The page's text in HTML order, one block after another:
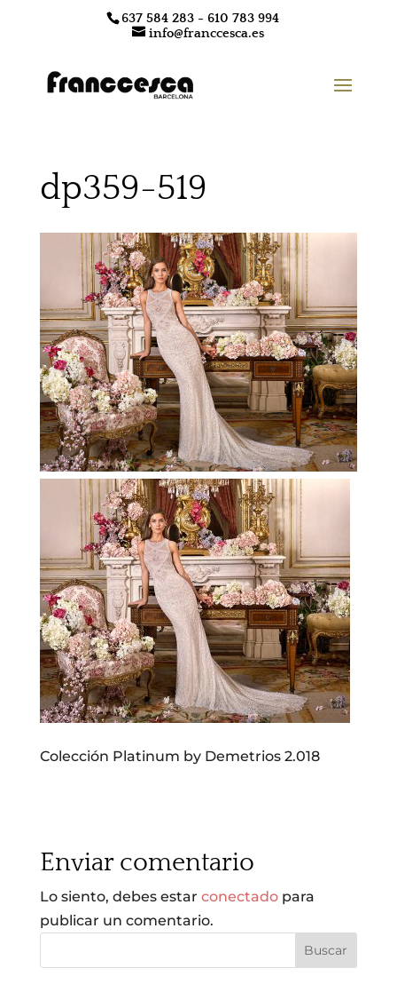
637 584 283 - 610 783 994
info@franccesca.es
dp359-519
Colección Platinum by Demetrios 2.018
Enviar comentario
Lo siento, debes estar conectadopara
publicar un comentario.